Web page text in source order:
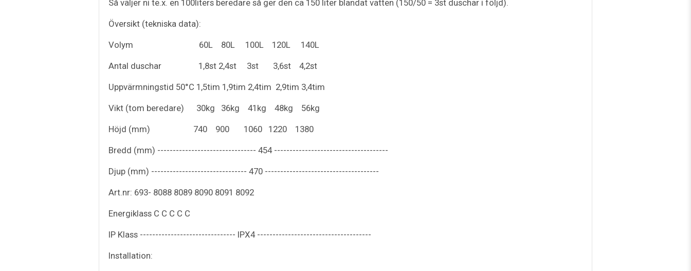
Så väljer ni te.x. en 100liters beredare så ger den ca 150 liter blandat vatten (150/50 = 3st duschar i följd).
Översikt (tekniska data):
Volym 60L 80L 100L 120L 140L
Antal duschar 1,8st 2,4st 3st 3,6st 4,2st
Uppvärmningstid 50°C 1,5tim 1,9tim 2,4tim 2,9tim 3,4tim
Vikt (tom beredare) 30kg 36kg 41kg 48kg 56kg
Höjd (mm) 740 900 1060 1220 1380
Bredd (mm) -------------------------------- 454 -------------------------------------
Djup (mm) ------------------------------- 470 -------------------------------------
Art.nr: 693- 8088 8089 8090 8091 8092
Energiklass C C C C C
IP Klass ------------------------------- IPX4 -------------------------------------
Installation: